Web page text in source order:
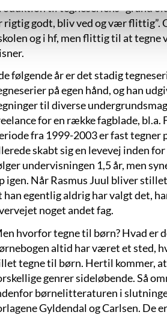
til tegneseriens “grand
rigtig godt, bliv ved og vær flittig”.
og i hf, men flittig til at
følgende år er det stadig
på egen hånd, og han
til diverse
for en række fagblade, bl.a.
fra 1999-2003 er fast tegner
skabt sig en levevej inden
undervisningen 1,5 år, men
igen. Når Rasmus Juul bliver
han egentlig aldrig har valgt det,
noget andet fag.
hvorfor tegne til børn? Hvad er
altid har været et sted,
tegne til børn. Hertil kommer,
genrer sideløbende. Så
børnelitteraturen i
Gyldendal og Carlsen. De